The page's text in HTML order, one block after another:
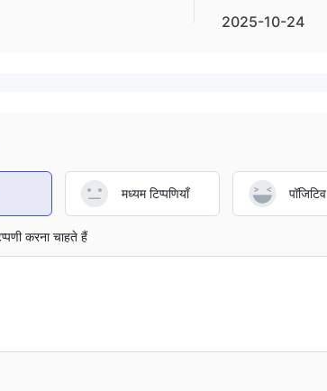
2025-10-24
मध्यम टिप्पणियाँ पॉजिटिव
करना चाहते हैं